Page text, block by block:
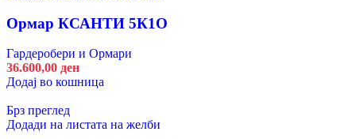
Ормар КСАНТИ 5К1О
Гардеробери и Ормари
36.600,00 ден
Додај во кошница
Брз преглед
Додади на листата на желби